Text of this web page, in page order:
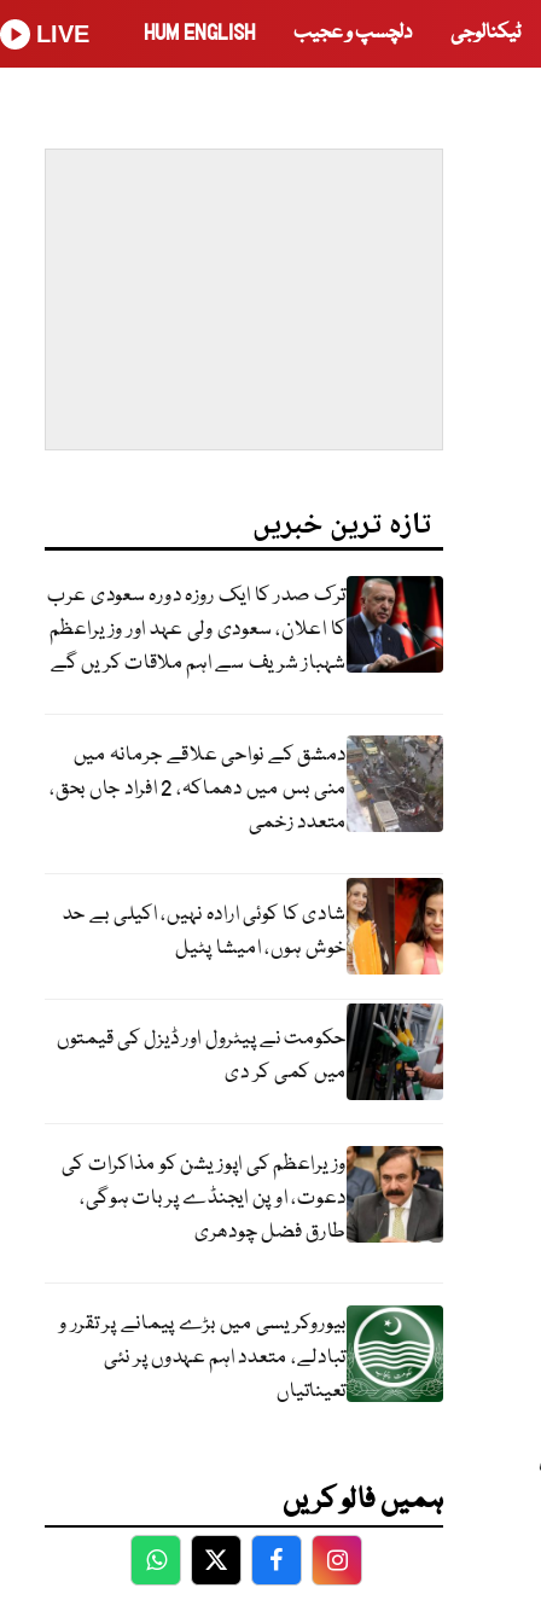
ٹیکنالوجی دلچسپ و عجیب HUM ENGLISH
LIVE
تازہ ترین خبریں
ترک صدر کا ایک روزہ دورہ سعودی عرب
کا اعلان، سعودی ولی عہد اور وزیراعظم
شہباز شریف سے اہم ملاقات کریں گے
دمشق کے نواحی علاقے جرمانہ میں
منی بس میں دھماکہ، 2 افراد جاں بحق،
متعدد زخمی
شادی کا کوئی ارادہ نہیں، اکیلی بے حد
خوش ہوں، امیشا پٹیل
حکومت نے پیٹرول اور ڈیزل کی قیمتوں
میں کمی کر دی
وزیراعظم کی اپوزیشن کو مذاکرات کی
دعوت، اوپن ایجنڈے پر بات ہوگی،
طارق فضل چودھری
بیوروکریسی میں بڑے پیمانے پر تقرر و
تبادلے، متعدد اہم عہدوں پر نئی
تعیناتیاں
ہمیں فالو کریں
WhatsApp
TwitterFacebookFacebook